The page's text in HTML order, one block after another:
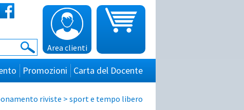
Area clienti
Promozioni Carta del Docente
riviste > sport e tempo libero